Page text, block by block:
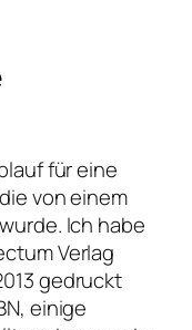
für eine
von einem
Ich habe
Verlag
gedruckt
einige